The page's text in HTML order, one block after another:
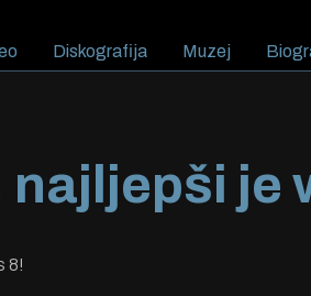
Diskografija Muzej
je
8!